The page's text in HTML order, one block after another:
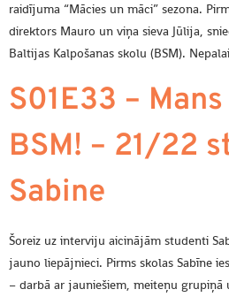
raidījuma “Mācies un māci” sezona.
direktors Mauro un viņa sieva Jūlija,
Baltijas Kalpošanas skolu (BSM).
S01E33 –
BSM! – 21/22
Sabine
Šoreiz uz interviju aicinājām studenti
jauno liepājnieci. Pirms skolas Sabīne
– darbā ar jauniešiem, meiteņu grupiņā